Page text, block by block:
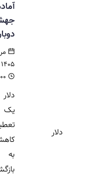
مرداد ۱۵,
دلار پس از
یک روز
تعطیلی، با
کاهش قیمت
به معاملات
بازگشت؛ اما